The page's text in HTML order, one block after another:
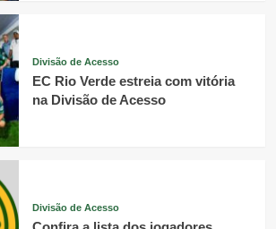
Divisão de Acesso
EC Rio Verde estreia com vitória
na Divisão de Acesso
Divisão de Acesso